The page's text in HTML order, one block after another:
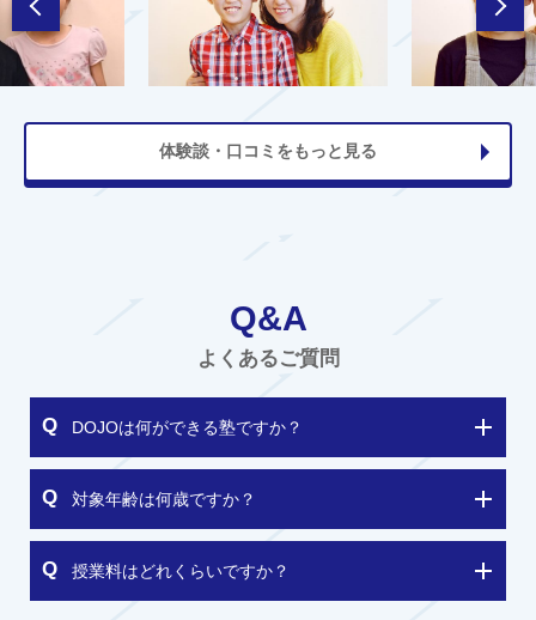
体験談・口コミをもっと見る
Q&A
よくあるご質問
DOJOは何ができる塾ですか？
対象年齢は何歳ですか？
授業料はどれくらいですか？